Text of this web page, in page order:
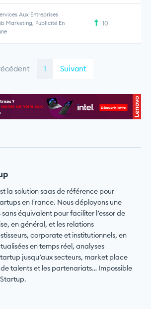
Aux Entreprises
Marketing, Publicité En
10
1 Suivant
la solution saas de référence pour
en France. Nous déployons une
équivalent pour faciliter l’essor de
en général, et les relations
corporate et institutionnels, en
en temps réel, analyses
jusqu’aux secteurs, market place
talents et les partenariats… Impossible